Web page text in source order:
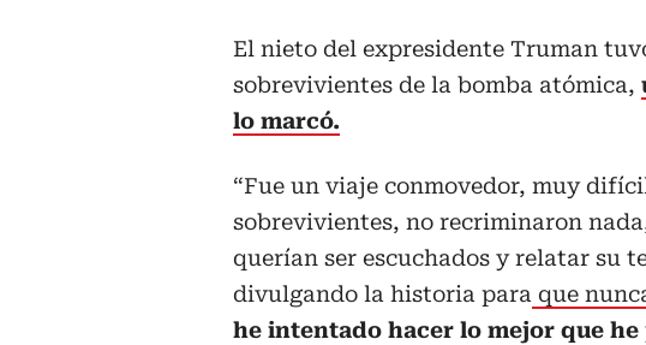
El nieto del expresidente Truman
sobrevivientes de la bomba atómica,
lo marcó.
“Fue un viaje conmovedor, muy
sobrevivientes, no recriminaron
querían ser escuchados y relatar su
divulgando la historia para que
he intentado hacer lo mejor que